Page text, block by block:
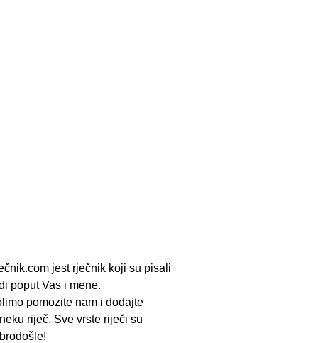
jest rječnik koji su pisali
poput Vas i mene.
pomozite nam i dodajte
riječ. Sve vrste riječi su